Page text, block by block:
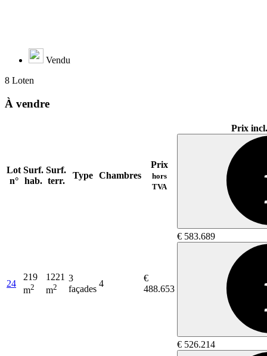
Vendu
8 Loten
À vendre
Lot
n°
Surf.
hab.
Surf.
terr.
Type Chambres
Prix
hors
TVA
Prix
24
219
m2
1221
m2
3
façades
4
€
488.653
€ 583.689
€ 526.214